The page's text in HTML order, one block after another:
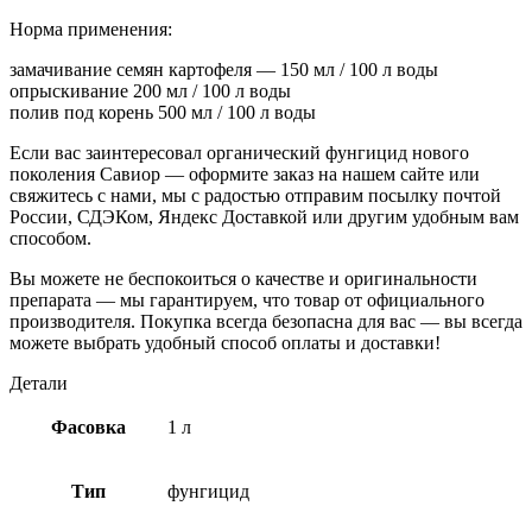
Норма применения:
замачивание семян картофеля — 150 мл / 100 л воды
опрыскивание 200 мл / 100 л воды
полив под корень 500 мл / 100 л воды
Если вас заинтересовал органический фунгицид нового
поколения Савиор — оформите заказ на нашем сайте или
свяжитесь с нами, мы с радостью отправим посылку почтой
России, СДЭКом, Яндекс Доставкой или другим удобным вам
способом.
Вы можете не беспокоиться о качестве и оригинальности
препарата — мы гарантируем, что товар от официального
производителя. Покупка всегда безопасна для вас — вы всегда
можете выбрать удобный способ оплаты и доставки!
Детали
Фасовка 1 л
Тип фунгицид